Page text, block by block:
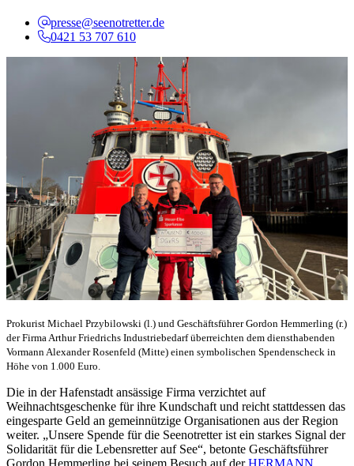
presse@seenotretter.de
0421 53 707 610
Prokurist Michael Przybilowski (l.) und Geschäftsführer Gordon Hemmerling (r.)
der Firma Arthur Friedrichs Industriebedarf überreichten dem diensthabenden
Vormann Alexander Rosenfeld (Mitte) einen symbolischen Spendenscheck in
Höhe von 1.000 Euro.
Die in der Hafenstadt ansässige Firma verzichtet auf
Weihnachtsgeschenke für ihre Kundschaft und reicht stattdessen das
eingesparte Geld an gemeinnützige Organisationen aus der Region
weiter. „Unsere Spende für die Seenotretter ist ein starkes Signal der
Solidarität für die Lebensretter auf See“, betonte Geschäftsführer